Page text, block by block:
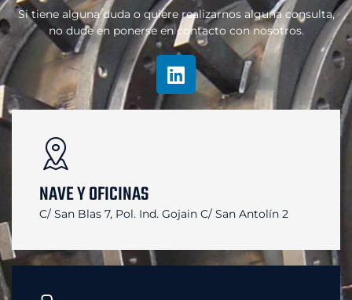
Si tiene alguna duda o quiere realizarnos alguna consulta,
no dude en ponerse en contacto con nosotros.
NAVE Y OFICINAS
C/ San Blas 7, Pol. Ind. Gojain C/ San Antolín 2